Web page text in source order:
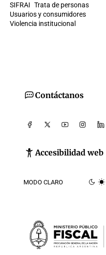
SIFRAI Trata de personas
Usuarios y consumidores
Violencia institucional
Contáctanos
Accesibilidad web
MODO CLARO